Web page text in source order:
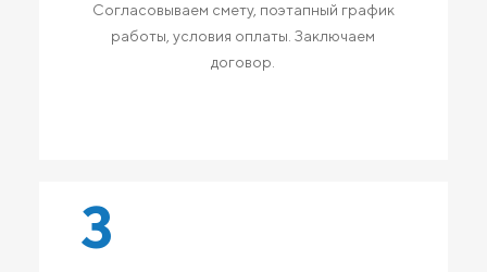
Согласовываем смету, поэтапный график
работы, условия оплаты. Заключаем
договор.
3